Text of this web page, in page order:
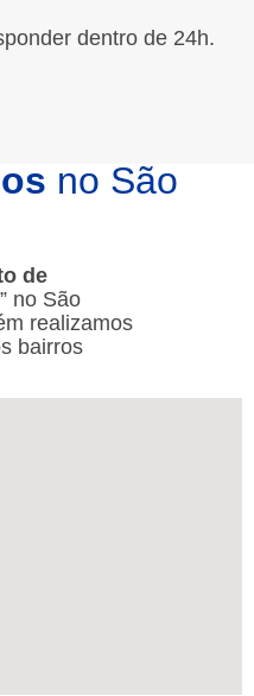
dentro de 24h.
no São
de
” no São
realizamos
bairros